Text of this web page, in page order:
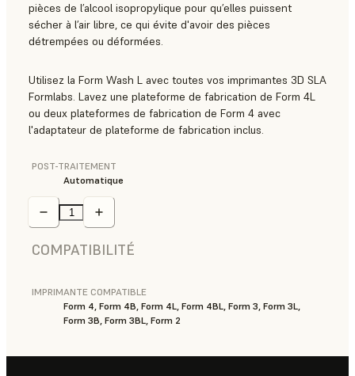
pièces de l’alcool isopropylique pour qu’elles puissent
sécher à l’air libre, ce qui évite d'avoir des pièces
détrempées ou déformées.
Utilisez la Form Wash L avec toutes vos imprimantes 3D SLA
Formlabs. Lavez une plateforme de fabrication de Form 4L
ou deux plateformes de fabrication de Form 4 avec
l'adaptateur de plateforme de fabrication inclus.
POST-TRAITEMENT
Automatique
COMPATIBILITÉ
IMPRIMANTE COMPATIBLE
Form 4, Form 4B, Form 4L, Form 4BL, Form 3, Form 3L,
Form 3B, Form 3BL, Form 2